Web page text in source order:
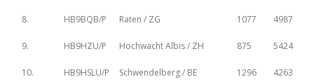
8. HB9BQB/P Raten / ZG 1077 4987
9. HB9HZU/P Hochwacht Albis / ZH 875 5424
10. HB9HSLU/P Schwendelberg / BE 1296 4263